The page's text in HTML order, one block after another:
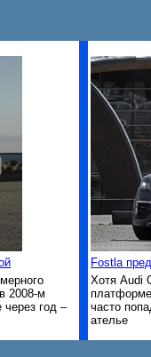
2008-м
через год –
Fostla
Хотя Audi
часто
ателье